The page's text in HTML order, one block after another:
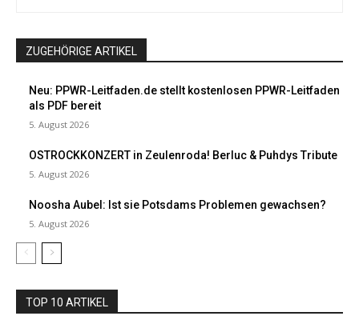
ZUGEHÖRIGE ARTIKEL
Neu: PPWR-Leitfaden.de stellt kostenlosen PPWR-Leitfaden
als PDF bereit
5. August 2026
OSTROCKKONZERT in Zeulenroda! Berluc & Puhdys Tribute
5. August 2026
Noosha Aubel: Ist sie Potsdams Problemen gewachsen?
5. August 2026
TOP 10 ARTIKEL